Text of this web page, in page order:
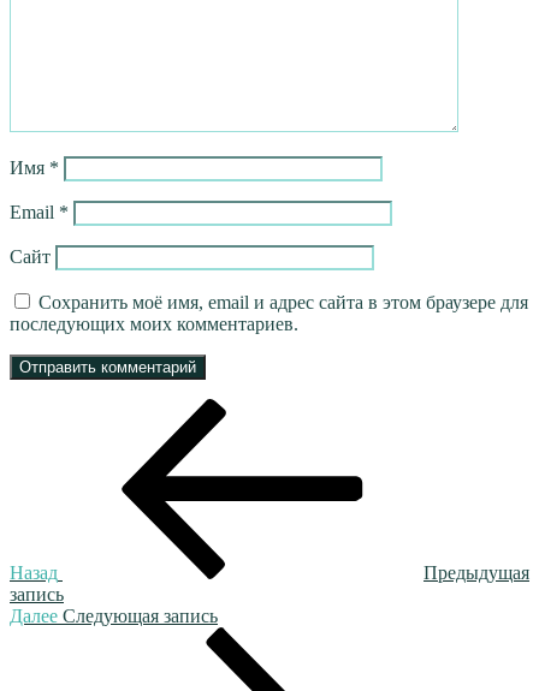
Имя *
Email *
Сайт
Сохранить моё имя, email и адрес сайта в этом браузере для
последующих моих комментариев.
Назад
Предыдущая
запись
Следующая
Далее Следующая запись